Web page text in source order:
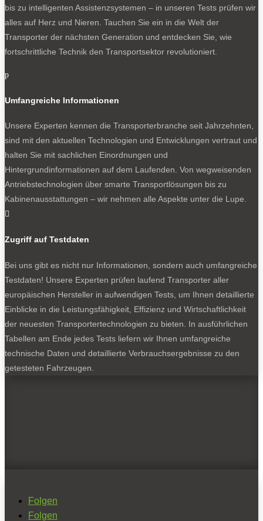
bis zu intelligenten Assistenzsystemen – in unseren Tests prüfen wir
alles auf Herz und Nieren. Tauchen Sie ein in die Welt der
Transporter der nächsten Generation und entdecken Sie, wie
fortschrittliche Technik den Transportsektor revolutioniert.
p
Umfangreiche Informationen
Unsere Experten kennen die Transporterbranche seit Jahrzehnten,
sind mit den aktuellen Technologien und Entwicklungen vertraut und
halten Sie mit sachlichen Einordnungen und
Hintergrundinformationen auf dem Laufenden. Von wegweisenden
Antriebstechnologien über smarte Transportlösungen bis zu
Kabinenausstattungen – wir nehmen alle Aspekte unter die Lupe.

Zugriff auf Testdaten
Bei uns gibt es nicht nur Informationen, sondern auch umfangreiche
Testdaten! Unsere Experten prüfen laufend Transporter aller
europäischen Hersteller in aufwendigen Tests, um Ihnen detaillierte
Einblicke in die Leistungsfähigkeit, Effizienz und Wirtschaftlichkeit
der neuesten Transportertechnologien zu bieten. In ausführlichen
Tabellen am Ende jedes Tests liefern wir Ihnen umfangreiche
technische Daten und detaillierte Verbrauchsergebnisse zu den
getesteten Fahrzeugen.
Folgen
Folgen